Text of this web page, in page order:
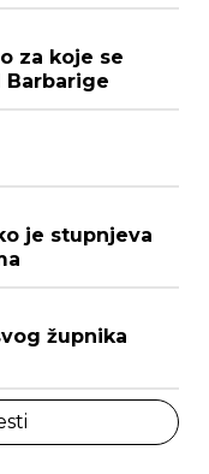
za koje se
je stupnjeva
župnika